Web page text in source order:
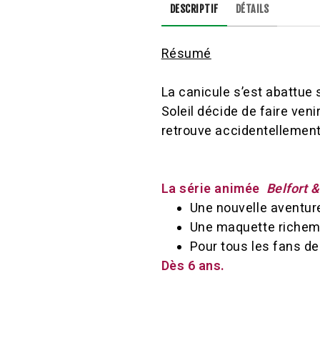
DESCRIPTIF DÉTAILS
Résumé
La canicule s’est
Soleil décide de faire
retrouve
La série animée Belfort
Une nouvelle
Une maquette
Pour tous les fans
Dès 6 ans.